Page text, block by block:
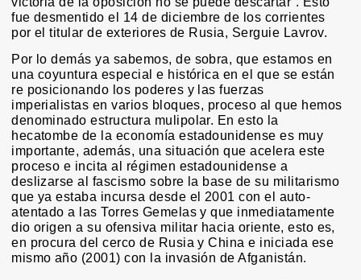
fue desmentido el 14 de diciembre de los corrientes
por el titular de exteriores de Rusia, Serguie Lavrov.
Por lo demás ya sabemos, de sobra, que estamos en
una coyuntura especial e histórica en el que se están
re posicionando los poderes y las fuerzas
imperialistas en varios bloques, proceso al que hemos
denominado estructura mulipolar. En esto la
hecatombe de la economía estadounidense es muy
importante, además, una situación que acelera este
proceso e incita al régimen estadounidense a
deslizarse al fascismo sobre la base de su militarismo
que ya estaba incursa desde el 2001 con el auto-
atentado a las Torres Gemelas y que inmediatamente
dio origen a su ofensiva militar hacia oriente, esto es,
en procura del cerco de Rusia y China e iniciada ese
mismo año (2001) con la invasión de Afganistán.